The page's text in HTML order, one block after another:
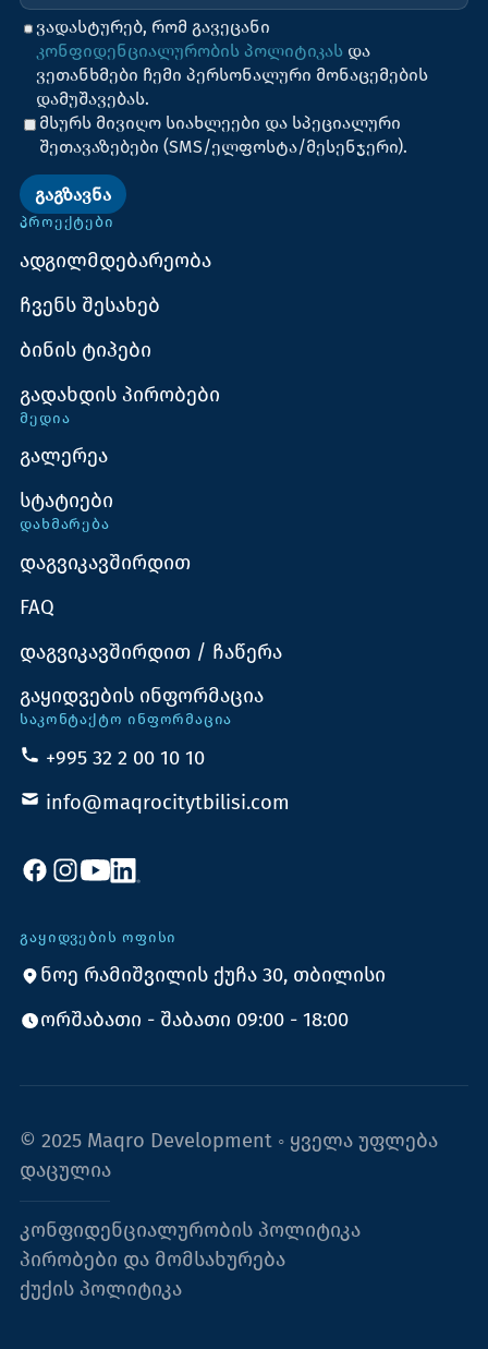
ვადასტურებ, რომ გავეცანი
კონფიდენციალურობის პოლიტიკას და
ვეთანხმები ჩემი პერსონალური მონაცემების
დამუშავებას.
მსურს მივიღო სიახლეები და სპეციალური
შეთავაზებები (SMS/ელფოსტა/მესენჯერი).
ᲒᲐᲒᲖᲐᲕᲜᲐ
ᲞᲠᲝᲔᲥᲢᲔᲑᲘ
ადგილმდებარეობა
ჩვენს შესახებ
ბინის ტიპები
გადახდის პირობები
ᲛᲔᲓᲘᲐ
გალერეა
სტატიები
ᲓᲐᲮᲛᲐᲠᲔᲑᲐ
დაგვიკავშირდით
FAQ
დაგვიკავშირდით / ჩაწერა
გაყიდვების ინფორმაცია
ᲡᲐᲙᲝᲜᲢᲐᲥᲢᲝ ᲘᲜᲤᲝᲠᲛᲐᲪᲘᲐ
+995 32 2 00 10 10
info@maqrocitytbilisi.com
ᲒᲐᲧᲘᲓᲕᲔᲑᲘᲡ ᲝᲤᲘᲡᲘ
ნოე რამიშვილის ქუჩა 30, თბილისი
ორშაბათი - შაბათი 09:00 - 18:00
© 2025 Maqro Development ◦ ყველა უფლება
დაცულია
კონფიდენციალურობის პოლიტიკა
პირობები და მომსახურება
ქუქის პოლიტიკა